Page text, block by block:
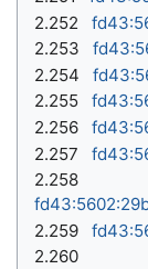
2.252
2.253
2.254
2.255
2.256
2.257
2.258
2.259
2.260